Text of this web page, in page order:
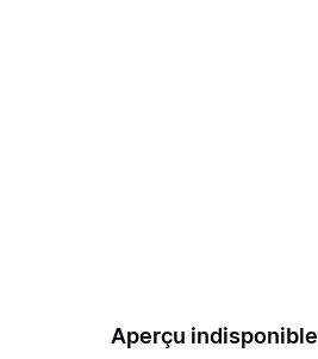
Aperçu indisponible